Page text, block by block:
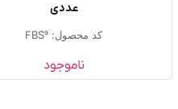
عددی
کد محصول: FBS9
ناموجود